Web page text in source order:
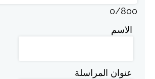
0/800
الاسم
عنوان المراسلة